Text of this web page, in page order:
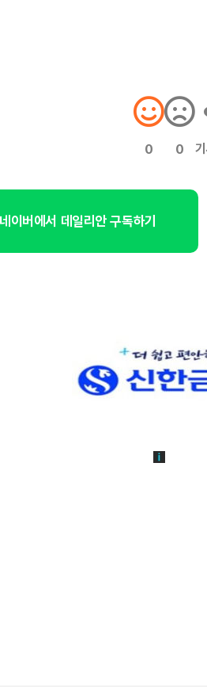
0 0
네이버에서 데일리안 구독하기